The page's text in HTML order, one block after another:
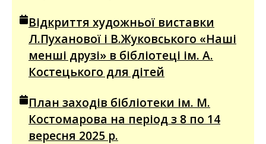
Відкриття художньої виставки
Л.Пуханової і В.Жуковського «Наші
менші друзі» в бібліотеці ім. А.
Костецького для дітей
План заходів бібліотеки ім. М.
Костомарова на період з 8 по 14
вересня 2025 р.